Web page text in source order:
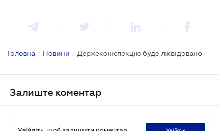
Головна / Новини / Держекоінспекцію буде ліквідовано
Залиште коментар